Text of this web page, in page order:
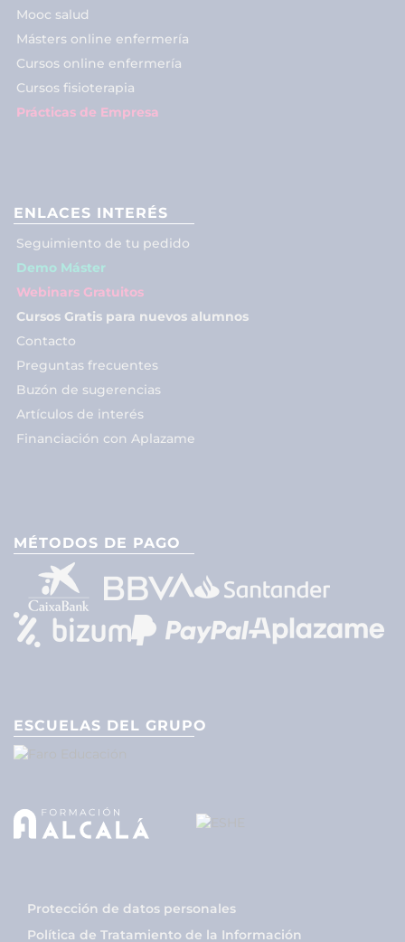
Mooc salud
Másters online enfermería
Cursos online enfermería
Cursos fisioterapia
Prácticas de Empresa
ENLACES INTERÉS
Seguimiento de tu pedido
Demo Máster
Webinars Gratuitos
Cursos Gratis para nuevos alumnos
Contacto
Preguntas frecuentes
Buzón de sugerencias
Artículos de interés
Financiación con Aplazame
MÉTODOS DE PAGO
ESCUELAS DEL GRUPO
Protección de datos personales
Política de Tratamiento de la Información